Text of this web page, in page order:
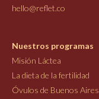
hello@reflet.co
Nuestros programas
Misión Láctea
La dieta de la fertilidad
Óvulos de Buenos Aires